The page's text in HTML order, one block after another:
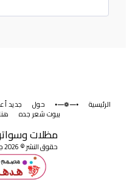
مظلات
حقوق النشر © 2026 جميع الحقوق محفوظة
الرئيسية ⦁━❁━⦁ حول جديد
بيوت شعر جده